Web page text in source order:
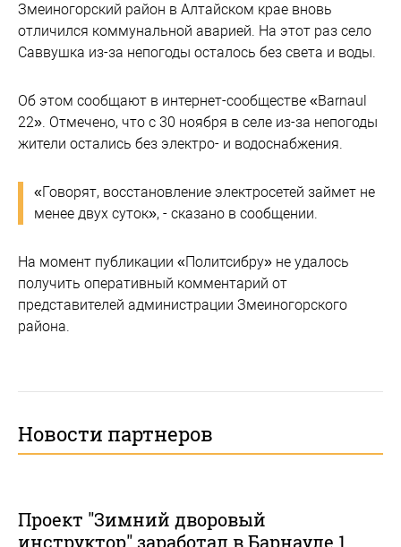
Змеиногорский район в Алтайском крае вновь
отличился коммунальной аварией. На этот раз село
Саввушка из-за непогоды осталось без света и воды.
Об этом сообщают в интернет-сообществе «Barnaul
22». Отмечено, что с 30 ноября в селе из-за непогоды
жители остались без электро- и водоснабжения.
«Говорят, восстановление электросетей займет не
менее двух суток», - сказано в сообщении.
На момент публикации «Политсибру» не удалось
получить оперативный комментарий от
представителей администрации Змеиногорского
района.
Новости партнеров
Проект "Зимний дворовый
инструктор" заработал в Барнауле 1